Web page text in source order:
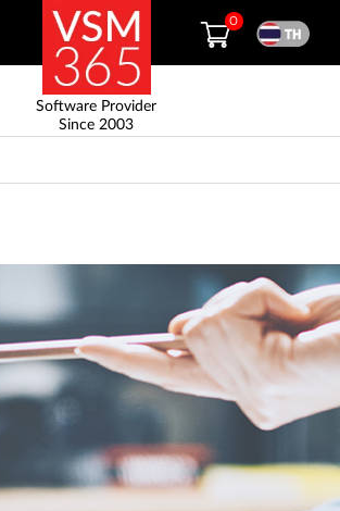
Software Provider
Since 2003
0